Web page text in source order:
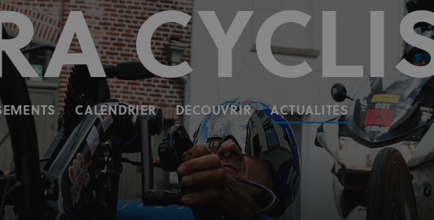
CALENDRIER DÉCOUVRIR ACTUALITÉS